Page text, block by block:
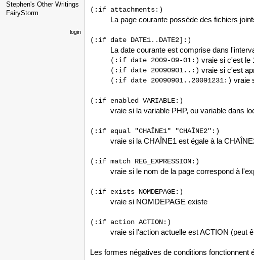
Stephen's Other Writings
FairyStorm
login
(:if attachments:)
La page courante possède des fichiers
(:if date DATE1..DATE2]:)
La date courante est comprise dans
(:if date 2009-09-01:) vraie si c'est le
(:if date 20090901..:) vraie si c'est
(:if date 20090901..20091231:) vraie
(:if enabled VARIABLE:)
vraie si la variable PHP, ou variable dans
(:if equal "CHAÎNE1" "CHAÎNE2":)
vraie si la CHAÎNE1 est égale à la
(:if match REG_EXPRESSION:)
vraie si le nom de la page correspond à
(:if exists NOMDEPAGE:)
vraie si NOMDEPAGE existe
(:if action ACTION:)
vraie si l'action actuelle est ACTION (peut
Les formes négatives de conditions fonctionnent